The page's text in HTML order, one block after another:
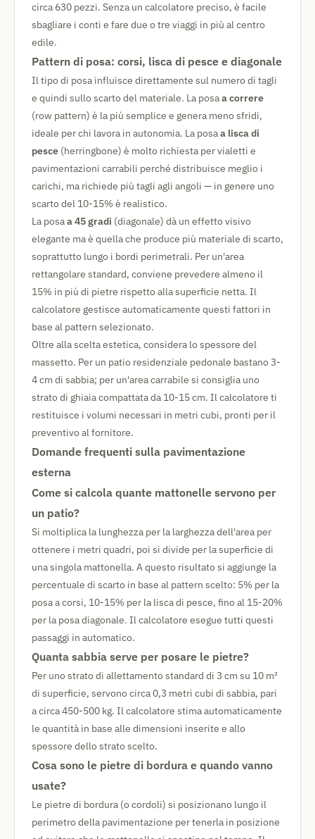
circa 630 pezzi. Senza un calcolatore preciso, è facile
sbagliare i conti e fare due o tre viaggi in più al centro
edile.
Pattern di posa: corsi, lisca di pesce e diagonale
Il tipo di posa influisce direttamente sul numero di tagli
e quindi sullo scarto del materiale. La posaa correre
(row pattern) è la più semplice e genera meno sfridi,
ideale per chi lavora in autonomia. La posaa lisca di
pesce (herringbone) è molto richiesta per vialetti e
pavimentazioni carrabili perché distribuisce meglio i
carichi, ma richiede più tagli agli angoli — in genere uno
scarto del 10-15% è realistico.
La posaa 45 gradi (diagonale) dà un effetto visivo
elegante ma è quella che produce più materiale di scarto,
soprattutto lungo i bordi perimetrali. Per un'area
rettangolare standard, conviene prevedere almeno il
15% in più di pietre rispetto alla superficie netta. Il
calcolatore gestisce automaticamente questi fattori in
base al pattern selezionato.
Oltre alla scelta estetica, considera lo spessore del
massetto. Per un patio residenziale pedonale bastano 3-
4 cm di sabbia; per un'area carrabile si consiglia uno
strato di ghiaia compattata da 10-15 cm. Il calcolatore ti
restituisce i volumi necessari in metri cubi, pronti per il
preventivo al fornitore.
Domande frequenti sulla pavimentazione
esterna
Come si calcola quante mattonelle servono per
un patio?
Si moltiplica la lunghezza per la larghezza dell'area per
ottenere i metri quadri, poi si divide per la superficie di
una singola mattonella. A questo risultato si aggiunge la
percentuale di scarto in base al pattern scelto: 5% per la
posa a corsi, 10-15% per la lisca di pesce, fino al 15-20%
per la posa diagonale. Il calcolatore esegue tutti questi
passaggi in automatico.
Quanta sabbia serve per posare le pietre?
Per uno strato di allettamento standard di 3 cm su 10 m²
di superficie, servono circa 0,3 metri cubi di sabbia, pari
a circa 450-500 kg. Il calcolatore stima automaticamente
le quantità in base alle dimensioni inserite e allo
spessore dello strato scelto.
Cosa sono le pietre di bordura e quando vanno
usate?
Le pietre di bordura (o cordoli) si posizionano lungo il
perimetro della pavimentazione per tenerla in posizione